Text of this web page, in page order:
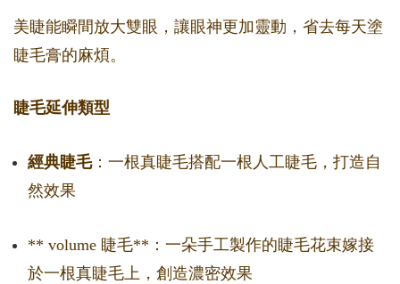
美睫能瞬間放大雙眼，讓眼神更加靈動，省去每天塗
睫毛膏的麻煩。
睫毛延伸類型
經典睫毛：一根真睫毛搭配一根人工睫毛，打造自
然效果
** volume 睫毛**：一朵手工製作的睫毛花束嫁接
於一根真睫毛上，創造濃密效果